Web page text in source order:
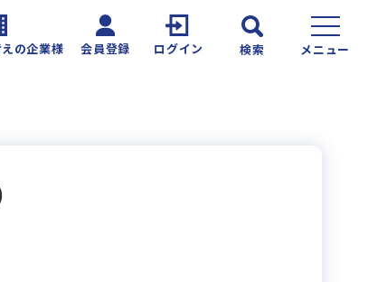
の企業様 会員登録 ログイン 検索 メニュー